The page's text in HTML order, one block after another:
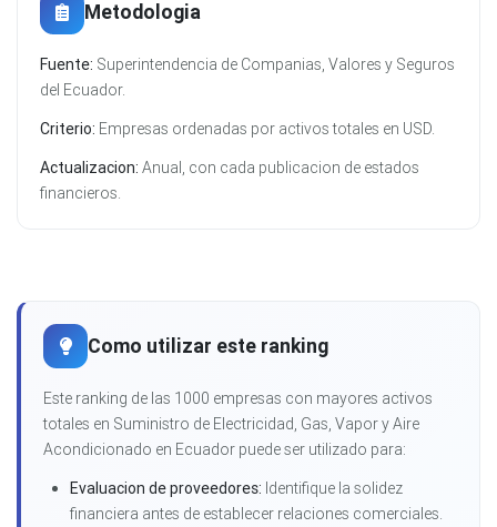
Metodologia
Fuente: Superintendencia de Companias, Valores y Seguros
del Ecuador.
Criterio: Empresas ordenadas por activos totales en USD.
Actualizacion: Anual, con cada publicacion de estados
financieros.
Como utilizar este ranking
Este ranking de las 1000 empresas con mayores activos
totales en Suministro de Electricidad, Gas, Vapor y Aire
Acondicionado en Ecuador puede ser utilizado para:
Evaluacion de proveedores: Identifique la solidez
financiera antes de establecer relaciones comerciales.